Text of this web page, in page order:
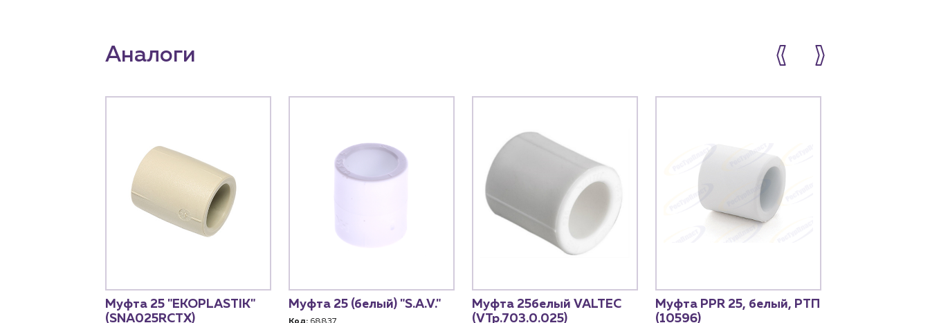
Аналоги
Муфта 25 "EKOPLASTIK"
(SNA025RCTX)
Муфта 25 (белый) "S.A.V."
Муфта 25белый VALTEC
(VTp.703.0.025)
Муфта PPR 25, белый, РТП
(10596)